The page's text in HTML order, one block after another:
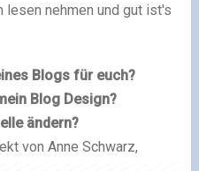
nehmen und gut ist's
Blogs für euch?
Blog Design?
ändern?
von Anne Schwarz,